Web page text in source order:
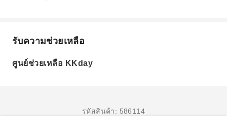
รับความช่วยเหลือ
ศูนย์ช่วยเหลือ KKday
รหัสสินค้า: 586114